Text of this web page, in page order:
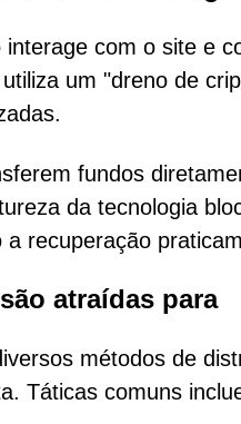
com o site e
um "dreno de
fundos
da tecnologia
recuperação
atraídas para
métodos de
Táticas comuns